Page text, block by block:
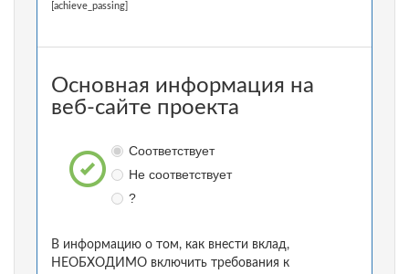
[achieve_passing]
Основная информация на
веб-сайте проекта
Соответствует
Не соответствует
?
В информацию о том, как внести вклад,
НЕОБХОДИМО включить требования к